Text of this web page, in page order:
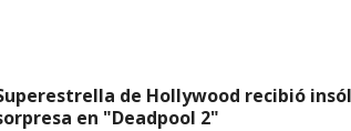
de Hollywood recibió
en "Deadpool 2"